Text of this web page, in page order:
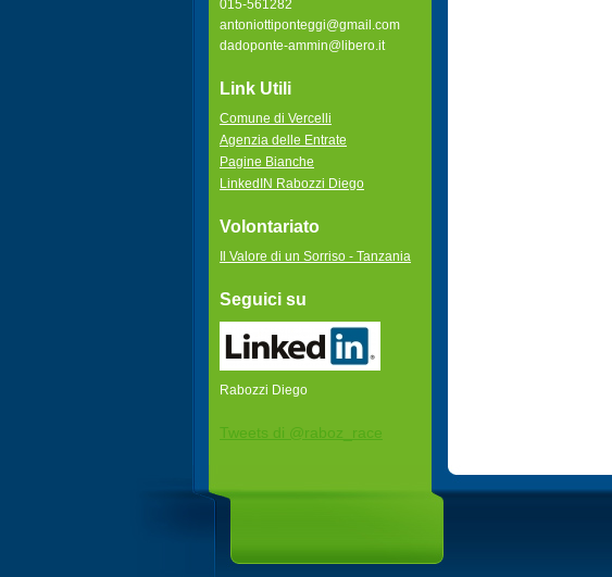
015-561282
antoniottiponteggi@gmail.com
dadoponte-ammin@libero.it
Link Utili
Comune di Vercelli
Agenzia delle Entrate
Pagine Bianche
LinkedIN Rabozzi Diego
Volontariato
Il Valore di un Sorriso - Tanzania
Seguici su
Rabozzi Diego
Tweets di @raboz_race